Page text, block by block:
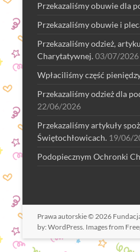
Przekazaliśmy obuwie dla
Przekazaliśmy obuwie i
Przekazaliśmy odzież,
Charytatywnej. 03/07/2026
Wpłaciliśmy część
Przekazaliśmy odzież dla
22/06/2026
Przekazaliśmy artykuły
Świętochłowicach. 19/06/
Podopiecznym Ochronki
Prawa autorskie © 2026
by: WordPress.